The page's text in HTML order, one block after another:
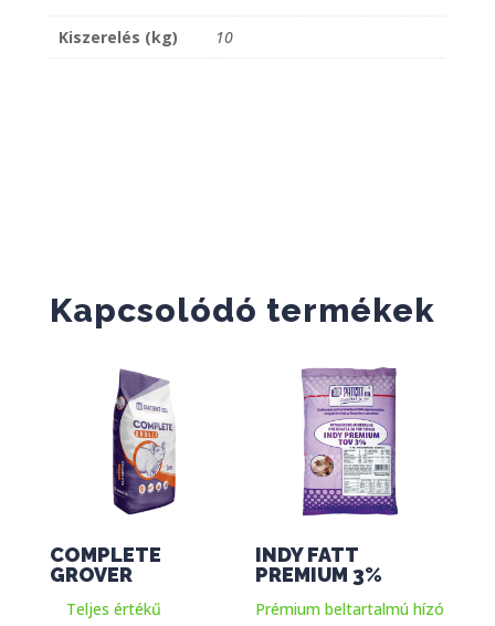
Kiszerelés (kg) 10
Kapcsolódó termékek
COMPLETE
GROVER
Teljes értékű
INDY FATT
PREMIUM 3%
Prémium beltartalmú hízó